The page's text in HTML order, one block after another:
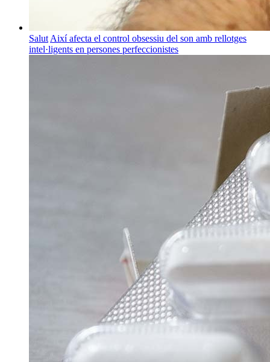
Salut Així afecta el control obsessiu del son amb rellotges
intel·ligents en persones perfeccionistes